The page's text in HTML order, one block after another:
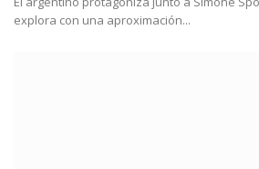
explora con una aproximación...